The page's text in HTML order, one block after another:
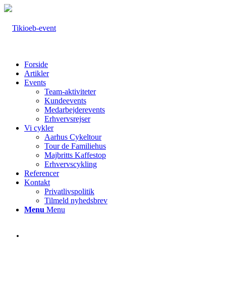
Forside
Artikler
Events
Team-aktiviteter
Kundeevents
Medarbejderevents
Erhvervsrejser
Vi cykler
Aarhus Cykeltour
Tour de Familiehus
Majbritts Kaffestop
Erhvervscykling
Referencer
Kontakt
Privatlivspolitik
Tilmeld nyhedsbrev
Menu Menu